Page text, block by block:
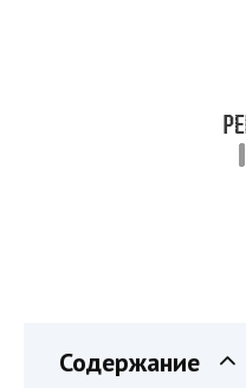
Содержание